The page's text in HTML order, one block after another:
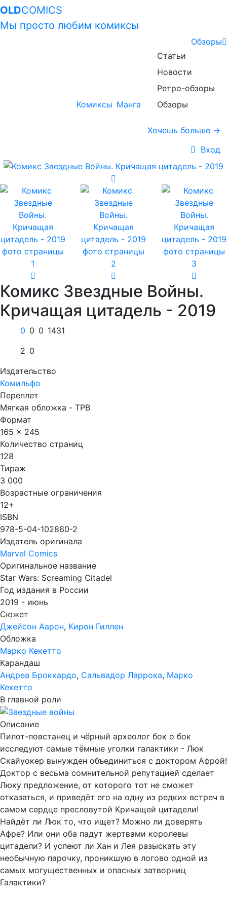
OLDCOMICS
Мы просто любим комиксы
Комиксы Манга
Обзоры
Статьи
Новости
Ретро-обзоры
Обзоры
Хочешь больше →
Вход
Комикс Звездные Войны.
Кричащая цитадель - 2019
0 0 0 1431
2 0
Издательство
Комильфо
Переплет
Мягкая обложка - TPB
Формат
165 x 245
Количество страниц
128
Тираж
3 000
Возрастные ограничения
12+
ISBN
978-5-04-102860-2
Издатель оригинала
Marvel Comics
Оригинальное название
Star Wars: Screaming Citadel
Год издания в России
2019 - июнь
Сюжет
Джейсон Аарон, Кирон Гиллен
Обложка
Марко Кекетто
Карандаш
Андреа Броккардо, Сальвадор Ларрока, Марко
Кекетто
В главной роли
Описание
Пилот-повстанец и чёрный археолог бок о бок
исследуют самые тёмные уголки галактики - Люк
Скайуокер вынужден объединиться с доктором Афрой!
Доктор с весьма сомнительной репутацией сделает
Люку предложение, от которого тот не сможет
отказаться, и приведёт его на одну из редких встреч в
самом сердце пресловутой Кричащей цитадели!
Найдёт ли Люк то, что ищет? Можно ли доверять
Афре? Или они оба падут жертвами королевы
цитадели? И успеют ли Хан и Лея разыскать эту
необычную парочку, проникшую в логово одной из
самых могущественных и опасных затворниц
Галактики?